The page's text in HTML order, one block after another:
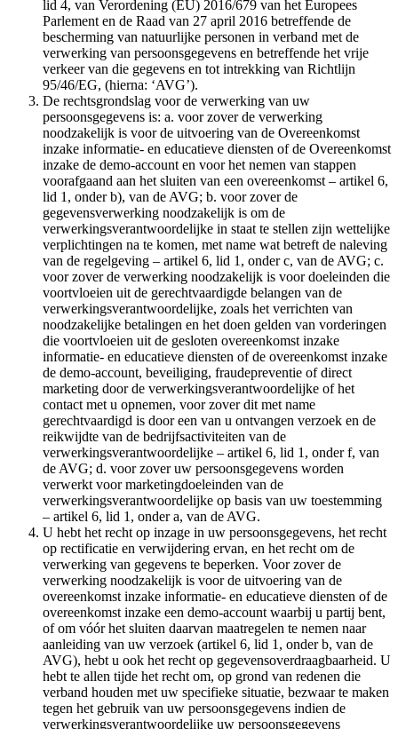
lid 4, van Verordening (EU) 2016/679 van het Europees
Parlement en de Raad van 27 april 2016 betreffende de
bescherming van natuurlijke personen in verband met de
verwerking van persoonsgegevens en betreffende het vrije
verkeer van die gegevens en tot intrekking van Richtlijn
95/46/EG, (hierna: ‘AVG’).
De rechtsgrondslag voor de verwerking van uw
persoonsgegevens is: a. voor zover de verwerking
noodzakelijk is voor de uitvoering van de Overeenkomst
inzake informatie- en educatieve diensten of de Overeenkomst
inzake de demo-account en voor het nemen van stappen
voorafgaand aan het sluiten van een overeenkomst – artikel 6,
lid 1, onder b), van de AVG; b. voor zover de
gegevensverwerking noodzakelijk is om de
verwerkingsverantwoordelijke in staat te stellen zijn wettelijke
verplichtingen na te komen, met name wat betreft de naleving
van de regelgeving – artikel 6, lid 1, onder c, van de AVG; c.
voor zover de verwerking noodzakelijk is voor doeleinden die
voortvloeien uit de gerechtvaardigde belangen van de
verwerkingsverantwoordelijke, zoals het verrichten van
noodzakelijke betalingen en het doen gelden van vorderingen
die voortvloeien uit de gesloten overeenkomst inzake
informatie- en educatieve diensten of de overeenkomst inzake
de demo-account, beveiliging, fraudepreventie of direct
marketing door de verwerkingsverantwoordelijke of het
contact met u opnemen, voor zover dit met name
gerechtvaardigd is door een van u ontvangen verzoek en de
reikwijdte van de bedrijfsactiviteiten van de
verwerkingsverantwoordelijke – artikel 6, lid 1, onder f, van
de AVG; d. voor zover uw persoonsgegevens worden
verwerkt voor marketingdoeleinden van de
verwerkingsverantwoordelijke op basis van uw toestemming
– artikel 6, lid 1, onder a, van de AVG.
U hebt het recht op inzage in uw persoonsgegevens, het recht
op rectificatie en verwijdering ervan, en het recht om de
verwerking van gegevens te beperken. Voor zover de
verwerking noodzakelijk is voor de uitvoering van de
overeenkomst inzake informatie- en educatieve diensten of de
overeenkomst inzake een demo-account waarbij u partij bent,
of om vóór het sluiten daarvan maatregelen te nemen naar
aanleiding van uw verzoek (artikel 6, lid 1, onder b, van de
AVG), hebt u ook het recht op gegevensoverdraagbaarheid. U
hebt te allen tijde het recht om, op grond van redenen die
verband houden met uw specifieke situatie, bezwaar te maken
tegen het gebruik van uw persoonsgegevens indien de
verwerkingsverantwoordelijke uw persoonsgegevens